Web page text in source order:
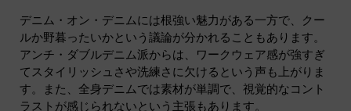
デニム・オン・デニムには根強い魅力がある一方で、クー
ルか野暮ったいかという議論が分かれることもあります。
アンチ・ダブルデニム派からは、ワークウェア感が強すぎ
てスタイリッシュさや洗練さに欠けるという声も上がりま
す。また、全身デニムでは素材が単調で、視覚的なコント
ラストが感じられないという主張もあります。